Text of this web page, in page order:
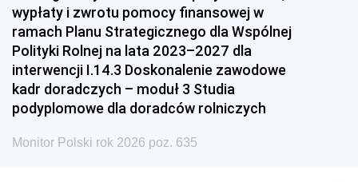
wypłaty i zwrotu pomocy finansowej w
ramach Planu Strategicznego dla Wspólnej
Polityki Rolnej na lata 2023–2027 dla
interwencji I.14.3 Doskonalenie zawodowe
kadr doradczych – moduł 3 Studia
podyplomowe dla doradców rolniczych
Monitor Polski rok 2026 poz. 635